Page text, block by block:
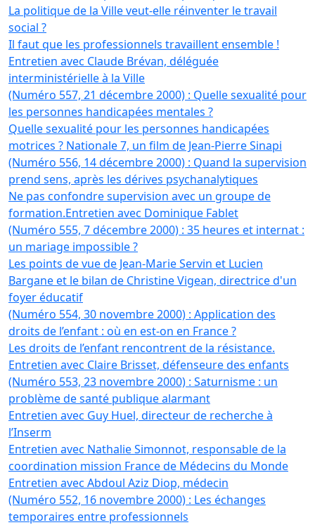
La politique de la Ville veut-elle réinventer le travail
social ?
Il faut que les professionnels travaillent ensemble !
Entretien avec Claude Brévan, déléguée
interministérielle à la Ville
(Numéro 557, 21 décembre 2000) : Quelle sexualité pour
les personnes handicapées mentales ?
Quelle sexualité pour les personnes handicapées
motrices ? Nationale 7, un film de Jean-Pierre Sinapi
(Numéro 556, 14 décembre 2000) : Quand la supervision
prend sens, après les dérives psychanalytiques
Ne pas confondre supervision avec un groupe de
formation.Entretien avec Dominique Fablet
(Numéro 555, 7 décembre 2000) : 35 heures et internat :
un mariage impossible ?
Les points de vue de Jean-Marie Servin et Lucien
Bargane et le bilan de Christine Vigean, directrice d'un
foyer éducatif
(Numéro 554, 30 novembre 2000) : Application des
droits de l’enfant : où en est-on en France ?
Les droits de l’enfant rencontrent de la résistance.
Entretien avec Claire Brisset, défenseure des enfants
(Numéro 553, 23 novembre 2000) : Saturnisme : un
problème de santé publique alarmant
Entretien avec Guy Huel, directeur de recherche à
l’Inserm
Entretien avec Nathalie Simonnot, responsable de la
coordination mission France de Médecins du Monde
Entretien avec Abdoul Aziz Diop, médecin
(Numéro 552, 16 novembre 2000) : Les échanges
temporaires entre professionnels